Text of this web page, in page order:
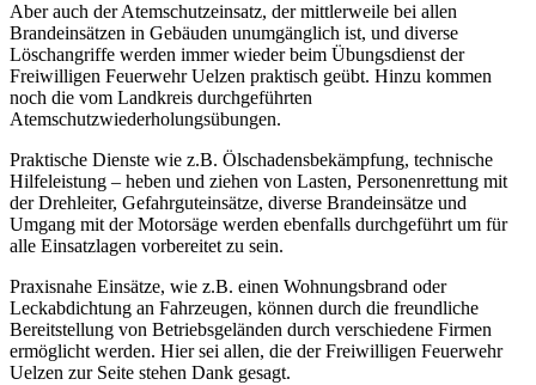
Aber auch der Atemschutzeinsatz, der mittlerweile bei allen
Brandeinsätzen in Gebäuden unumgänglich ist, und diverse
Löschangriffe werden immer wieder beim Übungsdienst der
Freiwilligen Feuerwehr Uelzen praktisch geübt. Hinzu kommen
noch die vom Landkreis durchgeführten
Atemschutzwiederholungsübungen.
Praktische Dienste wie z.B. Ölschadensbekämpfung, technische
Hilfeleistung – heben und ziehen von Lasten, Personenrettung mit
der Drehleiter, Gefahrguteinsätze, diverse Brandeinsätze und
Umgang mit der Motorsäge werden ebenfalls durchgeführt um für
alle Einsatzlagen vorbereitet zu sein.
Praxisnahe Einsätze, wie z.B. einen Wohnungsbrand oder
Leckabdichtung an Fahrzeugen, können durch die freundliche
Bereitstellung von Betriebsgeländen durch verschiedene Firmen
ermöglicht werden. Hier sei allen, die der Freiwilligen Feuerwehr
Uelzen zur Seite stehen Dank gesagt.